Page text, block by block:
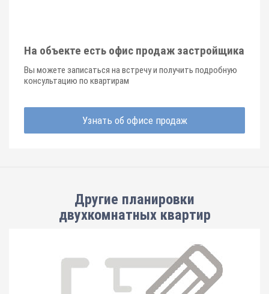
На объекте есть офис продаж застройщика
Вы можете записаться на встречу и получить подробную
консультацию по квартирам
Узнать об офисе продаж
Другие планировки
двухкомнатных квартир